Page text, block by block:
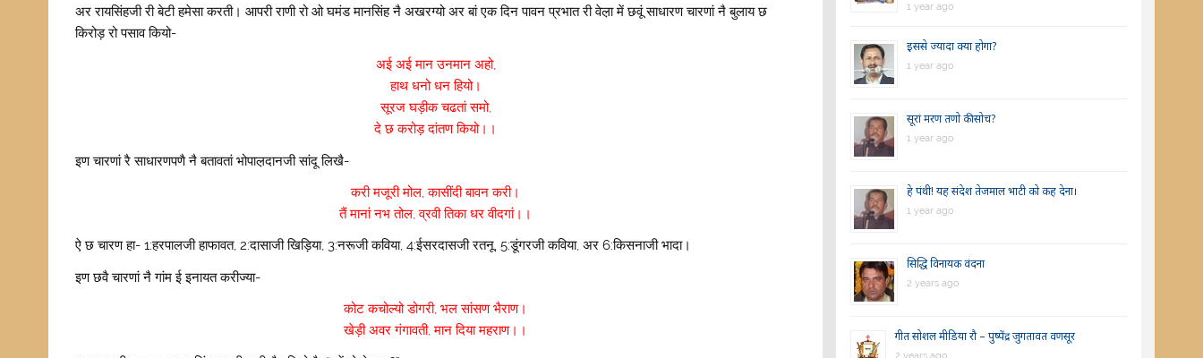
अर रायसिंहजी री बेटी हमेसा करती। आपरी राणी रो ओ घमंड मानसिंह नै अखरग्यो अर बां एक दिन पावन प्रभात री वेल़ा में छवूं साधारण चारणां नै बुलाय छ
किरोड़ रो पसाव कियो-
अई अई मान उनमान अहो,
हाथ धनो धन हियो।
सूरज घड़ीक चढतां समो,
दे छ करोड़ दांतण कियो।।
इण चारणां रै साधारणपणै नै बतावतां भोपाल़दानजी सांदू लिखै-
करी मजूरी मोल, कासींदी बावन करी।
तैं मानां नभ तोल, व्रवी तिका धर वीदगां।।
ऐ छ चारण हा- 1:हरपालजी हाफावत, 2:दासाजी खिड़िया, 3:नरूजी कविया, 4:ईसरदासजी रतनू, 5:डूंगरजी कविया, अर 6:किसनाजी भादा।
इण छवै चारणां नै गांम ई इनायत करीज्या-
कोट कचोल्यो डोगरी,भल सांसण भैराण।
खेड़ी अवर गंगावती,मान दिया महराण।।
1 year ago
इससे ज्यादा क्या होगा?
1 year ago
सूरां मरण तणो की सोच?
1 year ago
हे पंथी! यह संदेश तेजमाल भाटी को कह देना।
1 year ago
सिद्धि विनायक वंदना
2 years ago
गीत सोशल मीडिया रौ – पुष्पेंद्र जुगतावत वणसूर